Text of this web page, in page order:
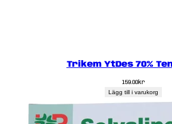
Trikem YtDes 70%
159.00kr
Lägg till i varukorg